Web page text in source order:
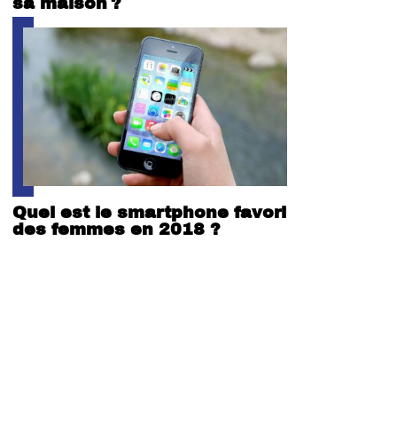
Quel est le smartphone favori
des femmes en 2018 ?